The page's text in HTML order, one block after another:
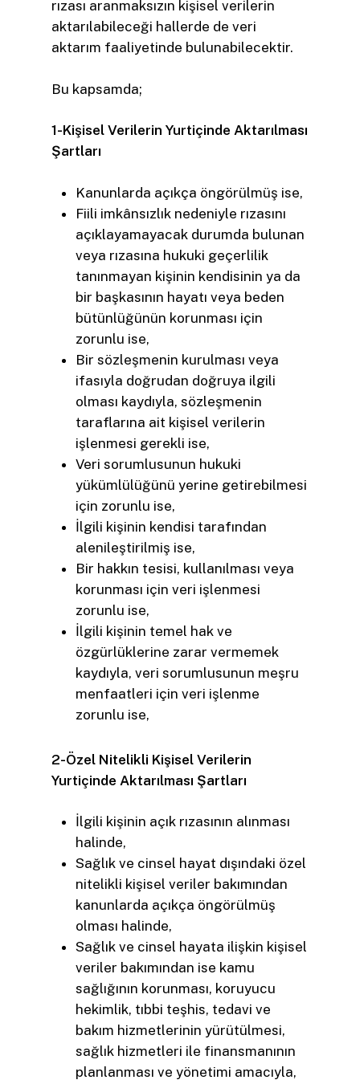
rızası aranmaksızın kişisel verilerin
aktarılabileceği hallerde de veri
aktarım faaliyetinde bulunabilecektir.
Bu kapsamda;
1-Kişisel Verilerin Yurtiçinde Aktarılması
Şartları
Kanunlarda açıkça öngörülmüş ise,
Fiili imkânsızlık nedeniyle rızasını
açıklayamayacak durumda bulunan
veya rızasına hukuki geçerlilik
tanınmayan kişinin kendisinin ya da
bir başkasının hayatı veya beden
bütünlüğünün korunması için
zorunlu ise,
Bir sözleşmenin kurulması veya
ifasıyla doğrudan doğruya ilgili
olması kaydıyla, sözleşmenin
taraflarına ait kişisel verilerin
işlenmesi gerekli ise,
Veri sorumlusunun hukuki
yükümlülüğünü yerine getirebilmesi
için zorunlu ise,
İlgili kişinin kendisi tarafından
alenileştirilmiş ise,
Bir hakkın tesisi, kullanılması veya
korunması için veri işlenmesi
zorunlu ise,
İlgili kişinin temel hak ve
özgürlüklerine zarar vermemek
kaydıyla, veri sorumlusunun meşru
menfaatleri için veri işlenme
zorunlu ise,
2-Özel Nitelikli Kişisel Verilerin
Yurtiçinde Aktarılması Şartları
İlgili kişinin açık rızasının alınması
halinde,
Sağlık ve cinsel hayat dışındaki özel
nitelikli kişisel veriler bakımından
kanunlarda açıkça öngörülmüş
olması halinde,
Sağlık ve cinsel hayata ilişkin kişisel
veriler bakımından ise kamu
sağlığının korunması, koruyucu
hekimlik, tıbbi teşhis, tedavi ve
bakım hizmetlerinin yürütülmesi,
sağlık hizmetleri ile finansmanının
planlanması ve yönetimi amacıyla,